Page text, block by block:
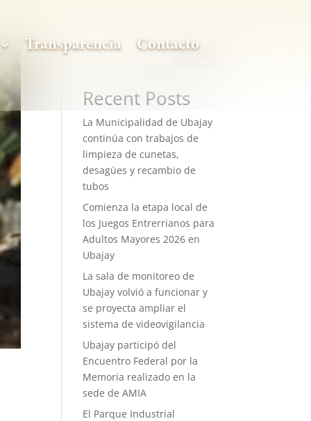
Transparencia Contacto
Buscar
Recent Posts
La Municipalidad de Ubajay
continúa con trabajos de
limpieza de cunetas,
desagües y recambio de
tubos
Comienza la etapa local de
los Juegos Entrerrianos para
Adultos Mayores 2026 en
Ubajay
La sala de monitoreo de
Ubajay volvió a funcionar y
se proyecta ampliar el
sistema de videovigilancia
Ubajay participó del
Encuentro Federal por la
Memoria realizado en la
sede de AMIA
El Parque Industrial